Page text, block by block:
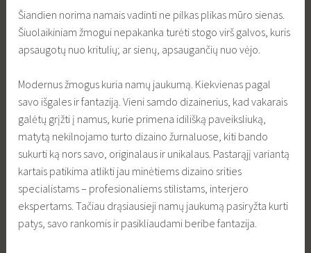
Šiandien norima namais vadinti ne pilkas plikas mūro sienas.
Šiuolaikiniam žmogui nepakanka turėti stogo virš galvos, kuris
apsaugotų nuo kritulių; ar sienų, apsaugančių nuo vėjo.
Modernus žmogus kuria namų jaukumą. Kiekvienas pagal
savo išgales ir fantaziją. Vieni samdo dizainerius, kad vakarais
galėtų grįžti į namus, kurie primena idilišką paveiksliuką,
matytą nekilnojamo turto dizaino žurnaluose, kiti bando
sukurti ką nors savo, originalaus ir unikalaus. Pastarąjį variantą
kartais patikima atlikti jau minėtiems dizaino srities
specialistams – profesionaliems stilistams, interjero
ekspertams. Tačiau drąsiausieji namų jaukumą pasiryžta kurti
patys, savo rankomis ir pasikliaudami beribe fantazija.